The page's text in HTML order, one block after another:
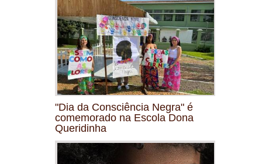
"Dia da Consciência Negra" é
comemorado na Escola Dona
Queridinha